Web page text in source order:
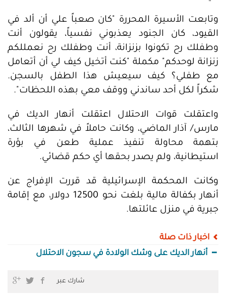
وتابعت الأسيرة المحررة "كان صعباً علي أن ألد في
القيود، كان الجنود يعذبوني نفسياً، يقولون أنت
وطفلك رح تكونوا بزنزانة، أنت وطفلك رح نعمللكم
زنزانة لوحدكم" مكملة "كنت أتخيل كيف لي أن أتعامل
مع طفلي؟ كيف سيعيش هذا الطفل بالسجن.
شكراً لكل أحد ساندني ووقف معي بهذه اللحظات".
واعتقلت قوات الاحتلال اعتقلت أنهار الديك في
مارس/ آذار الماضي، وكانت حاملاً في شهرها الثالث،
بتهمة محاولة تنفيذ عملية طعن في بؤرة
استيطانية، ولم يصدر بحقها أي حكم قضائي.
وكانت المحكمة الإسرائيلية قد قررت الإفراج عن
أنهار بكفالة مالية بلغت نحو 12500 دولار، مع إقامة
جبرية في منزل عائلتها.
اخبار ذات صلة
أنهار الديك على وشك الولادة في سجون الاحتلال
شارك عبر